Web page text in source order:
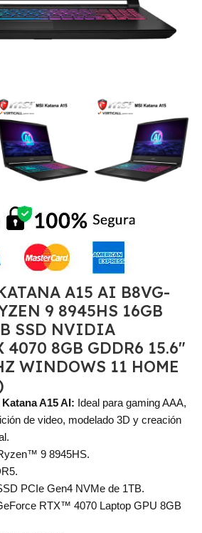
A15 AI B8VG-
9 8945HS 16GB
SSD NVIDIA
4070 8GB GDDR6 15.6″
WINDOWS 11 HOME
A15 AI: Ideal para gaming AAA,
de video, modelado 3D y creación
9 8945HS.
PCIe Gen4 NVMe de 1TB.
RTX™ 4070 Laptop GPU 8GB